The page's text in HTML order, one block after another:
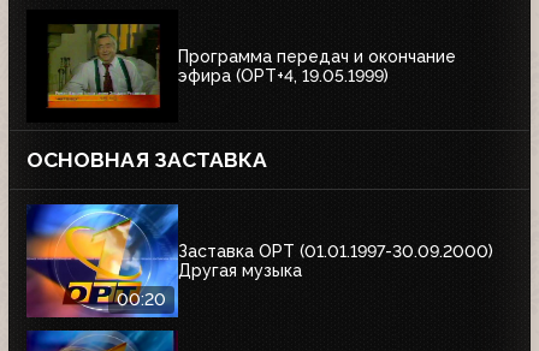
Программа передач и окончание
эфира (ОРТ+4, 19.05.1999)
ОСНОВНАЯ ЗАСТАВКА
00:20
Заставка ОРТ (01.01.1997-30.09.2000)
Другая музыка